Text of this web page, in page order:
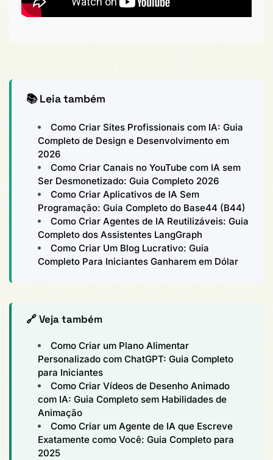
📚 Leia também
Como Criar Sites Profissionais com IA: Guia
Completo de Design e Desenvolvimento em
2026
Como Criar Canais no YouTube com IA sem
Ser Desmonetizado: Guia Completo 2026
Como Criar Aplicativos de IA Sem
Programação: Guia Completo do Base44 (B44)
Como Criar Agentes de IA Reutilizáveis: Guia
Completo dos Assistentes LangGraph
Como Criar Um Blog Lucrativo: Guia
Completo Para Iniciantes Ganharem em Dólar
🔗 Veja também
Como Criar um Plano Alimentar
Personalizado com ChatGPT: Guia Completo
para Iniciantes
Como Criar Vídeos de Desenho Animado
com IA: Guia Completo sem Habilidades de
Animação
Como Criar um Agente de IA que Escreve
Exatamente como Você: Guia Completo para
2025